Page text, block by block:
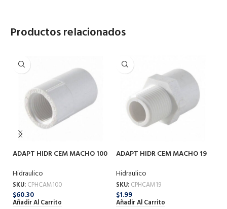
Productos relacionados
ADAPT HIDR CEM MACHO 100
Hidraulico
SKU: CPHCAM100
$60.30
Añadir Al Carrito
ADAPT HIDR CEM MACHO 19
Hidraulico
SKU: CPHCAM19
$1.99
Añadir Al Carrito